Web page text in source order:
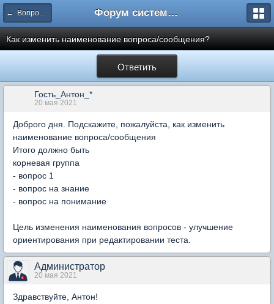
← Вопросы составления тестов Форум системы тестирования INDIGO
Как изменить наименование вопроса/сообщения?
Ответить
Гость_Антон_*
20 мая 2021
Доброго дня. Подскажите, пожалуйста, как изменить
наименование вопроса/сообщения
Итого должно быть
корневая группа
- вопрос 1
- вопрос на знание
- вопрос на понимание
Цель изменения наименования вопросов - улучшение
ориентирования при редактировании теста.
Администратор
20 мая 2021
Здравствуйте, Антон!